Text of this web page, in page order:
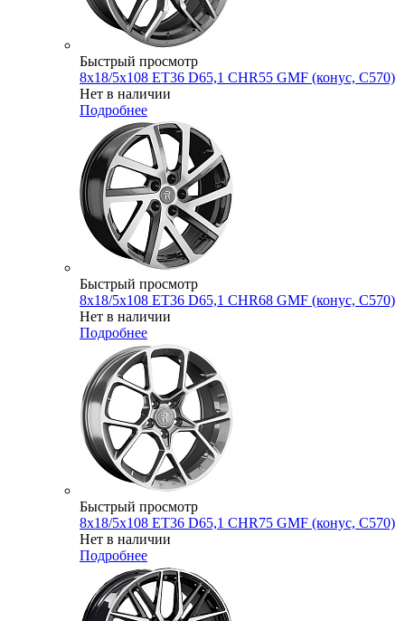
Быстрый просмотр
8x18/5x108 ET36 D65,1 CHR55 GMF (конус, C570)
Нет в наличии
Подробнее
Быстрый просмотр
8x18/5x108 ET36 D65,1 CHR68 GMF (конус, C570)
Нет в наличии
Подробнее
Быстрый просмотр
8x18/5x108 ET36 D65,1 CHR75 GMF (конус, C570)
Нет в наличии
Подробнее